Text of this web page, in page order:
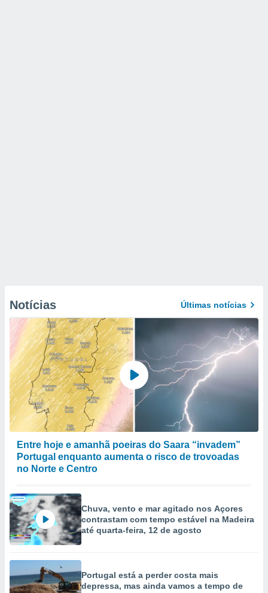
Notícias Últimas notícias
Entre hoje e amanhã poeiras do Saara “invadem”
Portugal enquanto aumenta o risco de trovoadas
no Norte e Centro
Chuva, vento e mar agitado nos Açores
contrastam com tempo estável na Madeira
até quarta-feira, 12 de agosto
Portugal está a perder costa mais
depressa, mas ainda vamos a tempo de